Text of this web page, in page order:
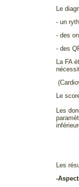
Le
- un
- des
- des
La FA
Le
Les
Les
-